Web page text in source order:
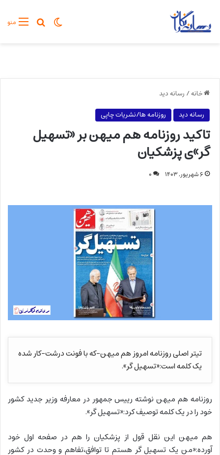
منوجستجو
تغییر پوسته
خانه/ رسانه دید
رسانه دید
روزنامه ها/نشریات چاپی
تاکید روزنامه هم میهن بر «تسهیل
گر»ی پزشکیان
۶ شهریور, ۱۴۰۳ ۰
تیتر اصلی روزنامه امروز هم میهن-که با فونت درشت-کار شده
یک کلمه است:«تسهیل گر».
روزنامه هم میهن نوشته رییس جمهور در معارفه وزیر جدید کشور
خود را در یک کلمه توصیف کرد:«تسهیل گر».
هم میهن این نقل قول از پزشکیان را هم در صفحه اول خود
آورده:«من یک تسهیل گر هستم تا توافق،تفاهم و وحدت در کشور